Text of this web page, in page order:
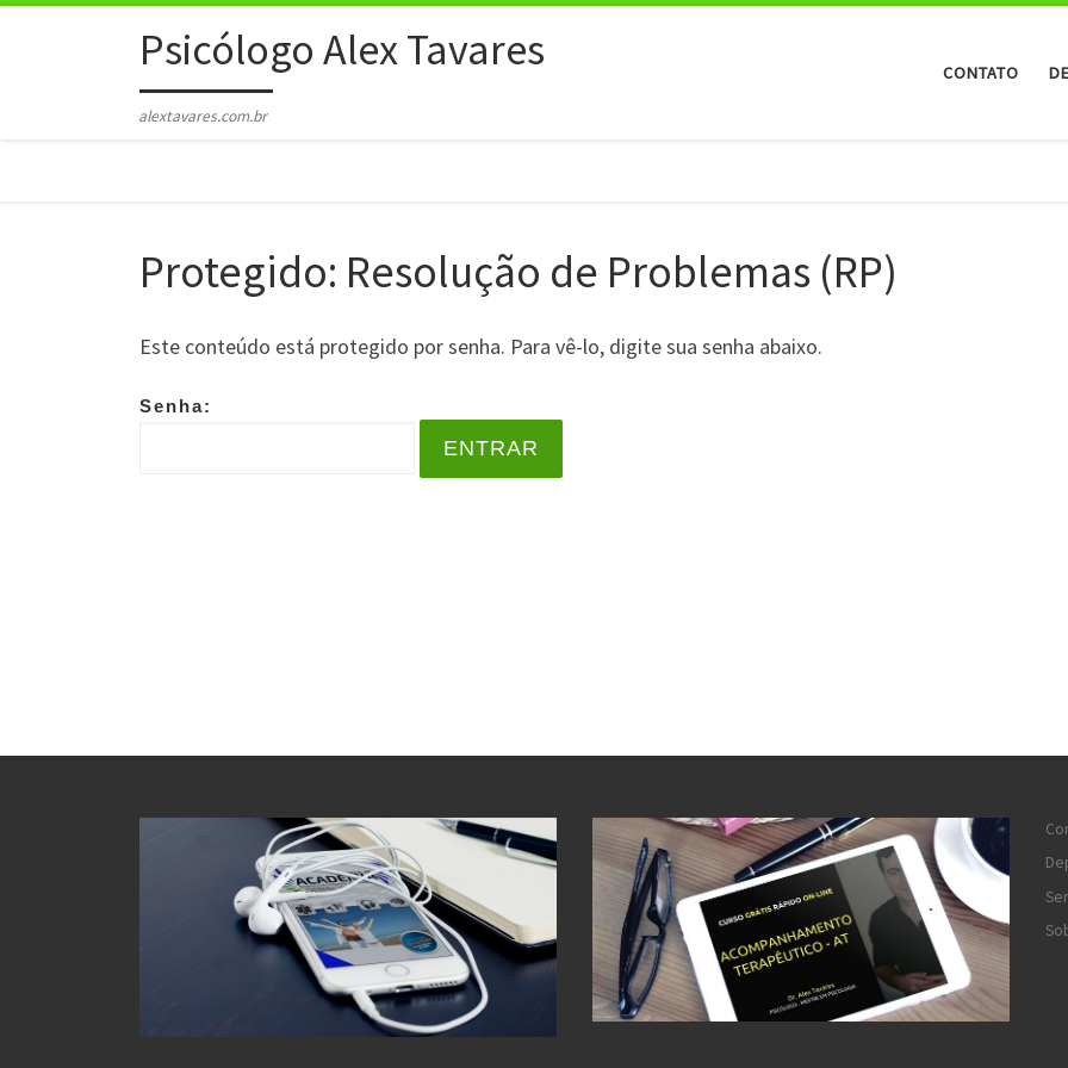
Skip to contentPsicólogo Alex Tavares
alextavares.com.br
CONTATO
Protegido: Resolução de Problemas (RP)
Este conteúdo está protegido por senha. Para vê-lo, digite sua senha abaixo.
Senha: